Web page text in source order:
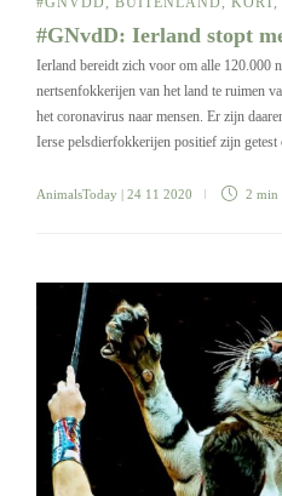
#GNvdD: Ierland stopt
Ierland bereidt zich voor om alle 120.000
nertsenfokkerijen van het land te ruimen
het coronavirus naar mensen. Er zijn
Ierse pelsdierfokkerijen positief zijn
AnimalsToday | 24 11 2020 2 min